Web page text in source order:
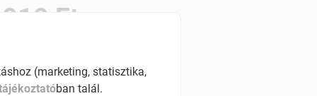
Ft
(marketing, statisztika,
ban talál.